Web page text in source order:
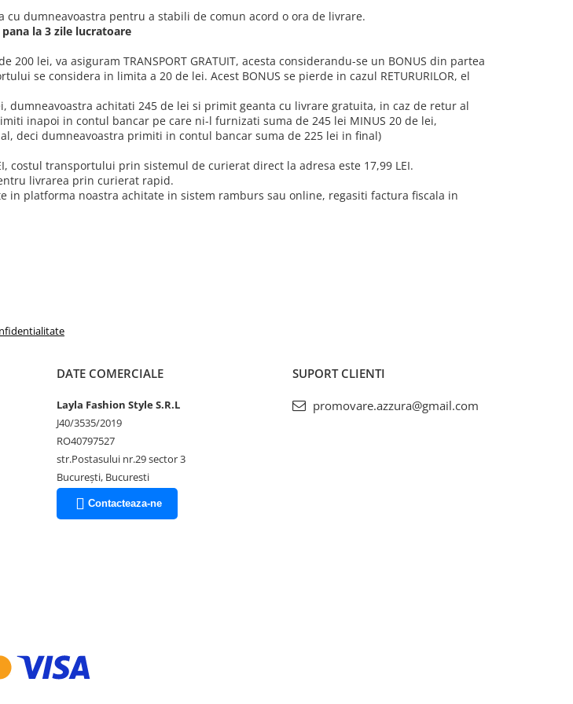
cu dumneavoastra pentru a stabili de comun acord o ora de livrare.
la 3 zile lucratoare
200 lei, va asiguram TRANSPORT GRATUIT, acesta considerandu-se un BONUS din partea
se considera in limita a 20 de lei. Acest BONUS se pierde in cazul RETURURILOR, el
dumneavoastra achitati 245 de lei si primit geanta cu livrare gratuita, in caz de retur al
inapoi in contul bancar pe care ni-l furnizati suma de 245 lei MINUS 20 de lei,
deci dumneavoastra primiti in contul bancar suma de 225 lei in final)
costul transportului prin sistemul de curierat direct la adresa este 17,99 LEI.
livrarea prin curierat rapid.
in platforma noastra achitate in sistem ramburs sau online, regasiti factura fiscala in
DATE COMERCIALE
Layla Fashion Style S.R.L
J40/3535/2019
RO40797527
str.Postasului nr.29 sector 3
București, Bucuresti
Contacteaza-ne
SUPORT CLIENTI
promovare.azzura@gmail.com